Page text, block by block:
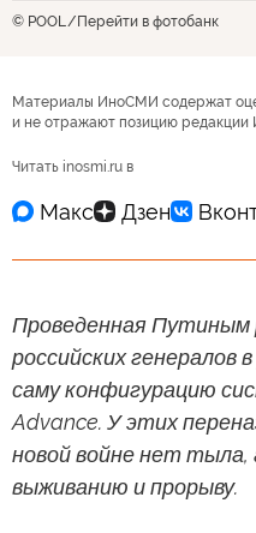
© POOL Перейти в фотобанк
Материалы ИноСМИ содержат
и не отражают позицию
Читать inosmi.ru в
Проведенная
российских генералов
саму конфигурацию
Advance. У этих
новой войне нет
выживанию и прорыву.